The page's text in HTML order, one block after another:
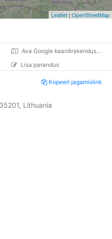
Leaflet | OpenStreetMap
Ava Google kaardirakenduses
Lisa parandus
Kopeeri jagamislink
Lithuania